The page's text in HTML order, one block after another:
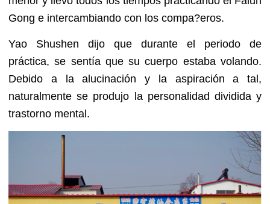
Gong e intercambiando con los compa?eros.
Yao Shushen dijo que durante el periodo de
práctica, se sentía que su cuerpo estaba volando.
Debido a la alucinación y la aspiración a tal,
naturalmente se produjo la personalidad dividida y
trastorno mental.